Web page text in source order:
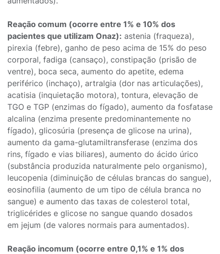
Reação comum (ocorre entre 1% e 10% dos
pacientes que utilizam Onaz): astenia (fraqueza),
pirexia (febre), ganho de peso acima de 15% do peso
corporal, fadiga (cansaço), constipação (prisão de
ventre), boca seca, aumento do apetite, edema
periférico (inchaço), artralgia (dor nas articulações),
acatisia (inquietação motora), tontura, elevação de
TGO e TGP (enzimas do fígado), aumento da fosfatase
alcalina (enzima presente predominantemente no
fígado), glicosúria (presença de glicose na urina),
aumento da gama-glutamiltransferase (enzima dos
rins, fígado e vias biliares), aumento do ácido úrico
(substância produzida naturalmente pelo organismo),
leucopenia (diminuição de células brancas do sangue),
eosinofilia (aumento de um tipo de célula branca no
sangue) e aumento das taxas de colesterol total,
triglicérides e glicose no sangue quando dosados
em jejum (de valores normais para aumentados).
Reação incomum (ocorre entre 0,1% e 1% dos